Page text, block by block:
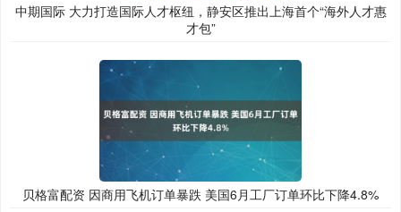
中期国际 大力打造国际人才枢纽，静安区推出上海首个“海外人才惠
才包”
贝格富配资 因商用飞机订单暴跌 美国6月工厂订单环比下降4.8%